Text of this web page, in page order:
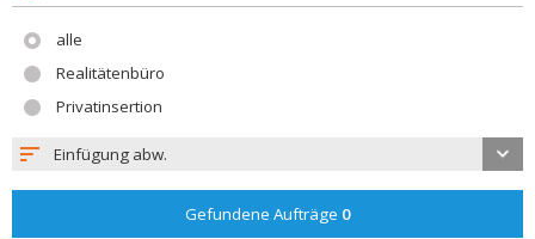
alle
Realitätenbüro
Privatinsertion
Einfügung abw.
Gefundene Aufträge 0